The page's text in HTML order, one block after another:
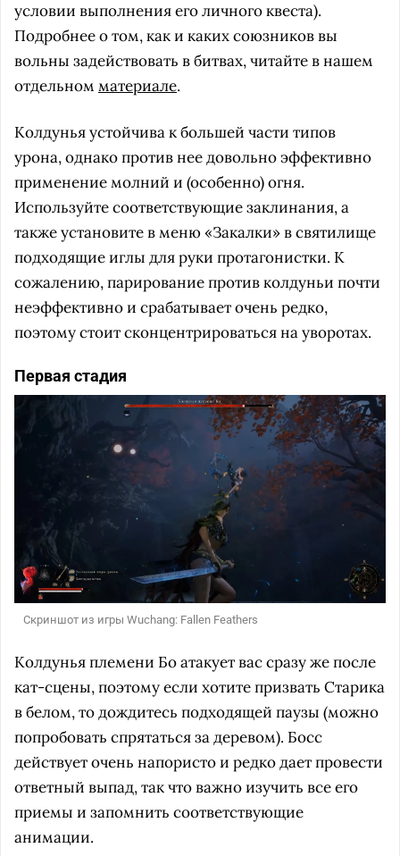
условии выполнения его личного квеста).
Подробнее о том, как и каких союзников вы
вольны задействовать в битвах, читайте в нашем
отдельном материале.
Колдунья устойчива к большей части типов
урона, однако против нее довольно эффективно
применение молний и (особенно) огня.
Используйте соответствующие заклинания, а
также установите в меню «Закалки» в святилище
подходящие иглы для руки протагонистки. К
сожалению, парирование против колдуньи почти
неэффективно и срабатывает очень редко,
поэтому стоит сконцентрироваться на уворотах.
Первая стадия
Скриншот из игры Wuchang: Fallen Feathers
Колдунья племени Бо атакует вас сразу же после
кат-сцены, поэтому если хотите призвать Старика
в белом, то дождитесь подходящей паузы (можно
попробовать спрятаться за деревом). Босс
действует очень напористо и редко дает провести
ответный выпад, так что важно изучить все его
приемы и запомнить соответствующие
анимации.